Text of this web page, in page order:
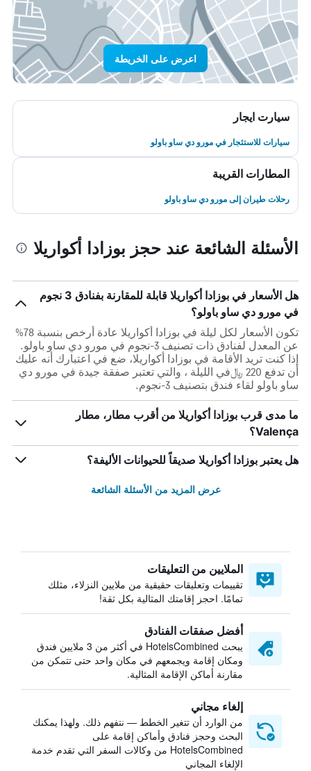
اعرض على الخريطة
سيارت ايجار
سيارات للاستئجار في مورو دي ساو باولو
المطارات القريبة
رحلات طيران إلى مورو دي ساو باولو
الأسئلة الشائعة عند حجز بوزادا أكواريلا
هل الأسعار في بوزادا أكواريلا قابلة للمقارنة بفنادق 3 نجوم
في مورو دي ساو باولو؟
تكون الأسعار لكل ليلة في بوزادا أكواريلا عادة أرخص بنسبة 78%
عن المعدل لفنادق ذات تصنيف 3-نجوم في مورو دي ساو باولو.
إذا كنت تريد الأقامة في بوزادا أكواريلا، ضع في اعتبارك أنه عليك
أن تدفع 220 ﷼في الليلة ، والتي تعتبر صفقة جيدة في مورو دي
ساو باولو لقاء فندق بتصنيف 3-نجوم.
ما مدى قرب بوزادا أكواريلا من أقرب مطار، مطار
Valença؟
هل يعتبر بوزادا أكواريلا صديقاً للحيوانات الأليفة؟
عرض المزيد من الأسئلة الشائعة
الملايين من التعليقات
تقييمات وتعليقات حقيقية من ملايين النزلاء، مثلك
تمامًا. احجز إقامتك المثالية بكل ثقة!
أفضل صفقات الفنادق
يبحث HotelsCombined في أكثر من 3 ملايين فندق
ومكان إقامة ويجمعهم في مكان واحد حتى تتمكن من
مقارنة أماكن الإقامة المثالية.
إلغاء مجاني
من الوارد أن تتغير الخطط — نتفهم ذلك. ولهذا يمكنك
البحث وحجز فنادق وأماكن إقامة على
HotelsCombined من وكالات السفر التي تقدم خدمة
الإلغاء المجاني